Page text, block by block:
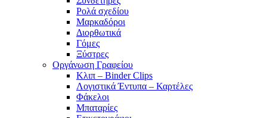
Ρολά σχεδίου
Μαρκαδόροι
Διορθωτικά
Γόμες
Ξύστρες
Οργάνωση Γραφείου
Κλιπ – Binder Clips
Λογιστικά Έντυπα – Καρτέλες
Φάκελοι
Μπαταρίες